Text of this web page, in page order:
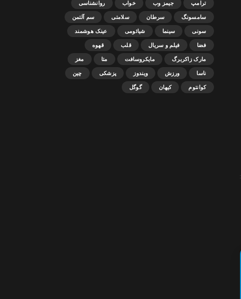
ترامپ جیمز وب خواب روانشناسی
سامسونگ سرطان سلامتی سم آلتمن
سونی سینما شیائومی عینک هوشمند
فضا فیلم و سریال قلب قهوه
مارک زاکربرگ مایکروسافت متا مغز
ناسا ورزش ویندوز پزشکی چین
کوانتوم کیهان گوگل